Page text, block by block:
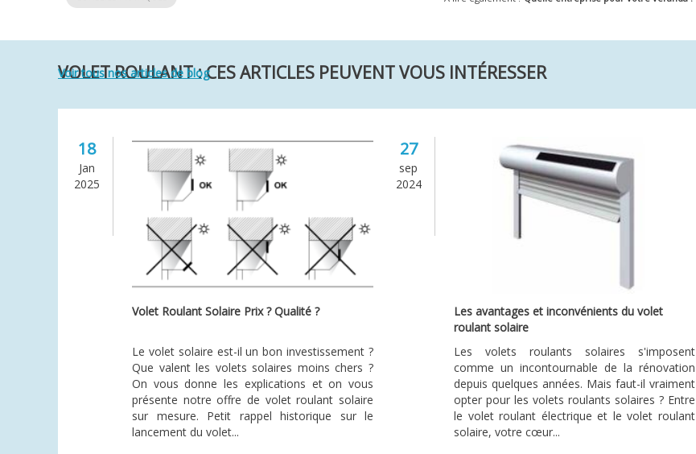
VOLET ROULANT : CES ARTICLES PEUVENT VOUS INTÉRESSER
Voir tous nos articles de blog
18
Jan
2025
Volet Roulant Solaire Prix ? Qualité ?
Le volet solaire est-il un bon investissement ?
Que valent les volets solaires moins chers ?
On vous donne les explications et on vous
présente notre offre de volet roulant solaire
sur mesure. Petit rappel historique sur le
lancement du volet...
27
sep
2024
Les avantages et inconvénients du volet
roulant solaire
Les volets roulants solaires s'imposent
comme un incontournable de la rénovation
depuis quelques années. Mais faut-il vraiment
opter pour les volets roulants solaires ? Entre
le volet roulant électrique et le volet roulant
solaire, votre cœur...